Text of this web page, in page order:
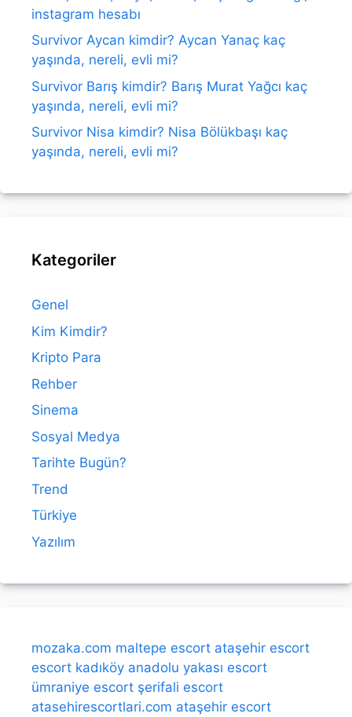
instagram hesabı
Survivor Aycan kimdir? Aycan Yanaç kaç
yaşında, nereli, evli mi?
Survivor Barış kimdir? Barış Murat Yağcı kaç
yaşında, nereli, evli mi?
Survivor Nisa kimdir? Nisa Bölükbaşı kaç
yaşında, nereli, evli mi?
Kategoriler
Genel
Kim Kimdir?
Kripto Para
Rehber
Sinema
Sosyal Medya
Tarihte Bugün?
Trend
Türkiye
Yazılım
mozaka.com maltepe escort ataşehir escort
escort kadıköy anadolu yakası escort
ümraniye escort şerifali escort
atasehirescortlari.com ataşehir escort